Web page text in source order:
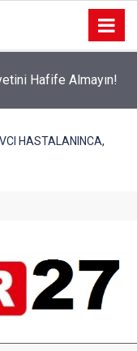
Hafife Almayın!
HASTALANINCA,